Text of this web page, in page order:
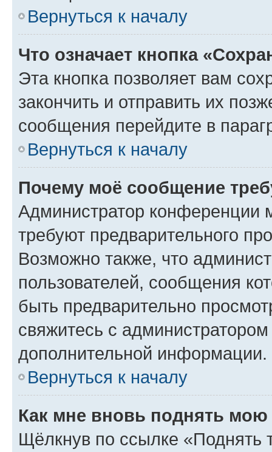
Вернуться к началу
Что означает кнопка
Эта кнопка позволяет вам
закончить и отправить их
сообщения перейдите в
Вернуться к началу
Почему моё сообщение
Администратор конференции
требуют предварительного
Возможно также, что
пользователей, сообщения
быть предварительно
свяжитесь с
дополнительной информации.
Вернуться к началу
Как мне вновь поднять мою
Щёлкнув по ссылке «Поднять